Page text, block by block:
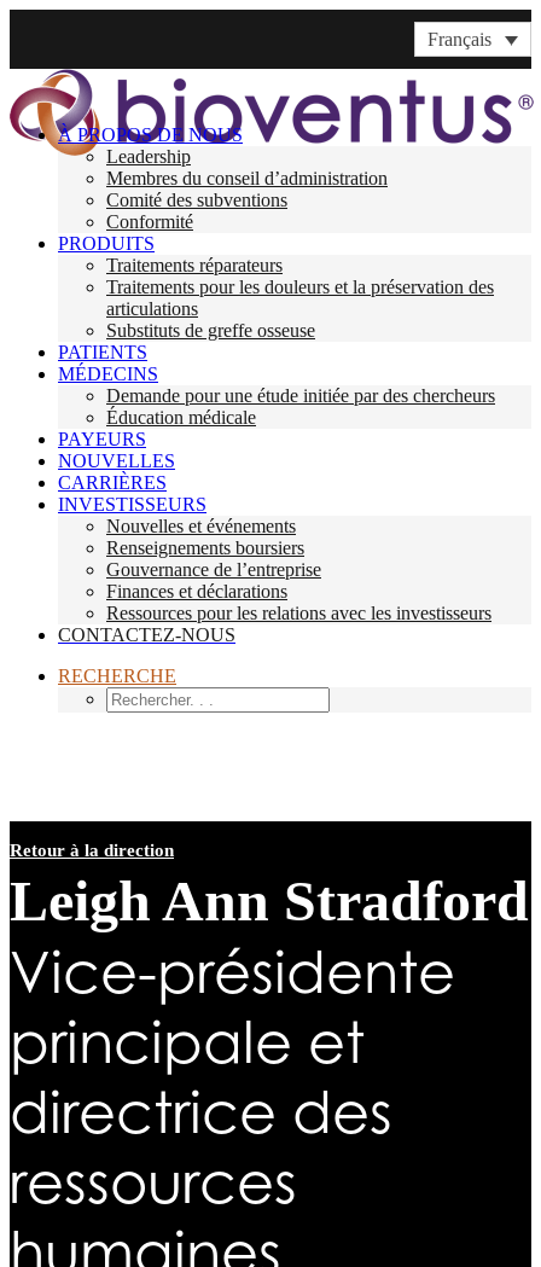
Français
À PROPOS DE NOUS
Leadership
Membres du conseil d’administration
Comité des subventions
Conformité
PRODUITS
Traitements réparateurs
Traitements pour les douleurs et la préservation des
articulations
Substituts de greffe osseuse
PATIENTS
MÉDECINS
Demande pour une étude initiée par des chercheurs
Éducation médicale
PAYEURS
NOUVELLES
CARRIÈRES
INVESTISSEURS
Nouvelles et événements
Renseignements boursiers
Gouvernance de l’entreprise
Finances et déclarations
Ressources pour les relations avec les investisseurs
CONTACTEZ-NOUS
RECHERCHE
Retour à la direction
Leigh Ann Stradford
Vice-présidente
principale et
directrice des
ressources
humaines